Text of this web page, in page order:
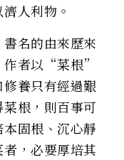
人利物。
書名的由來歷來
作者以“菜根”
養只有經過艱
根，則百事可
固根、沉心靜
，必要厚培其